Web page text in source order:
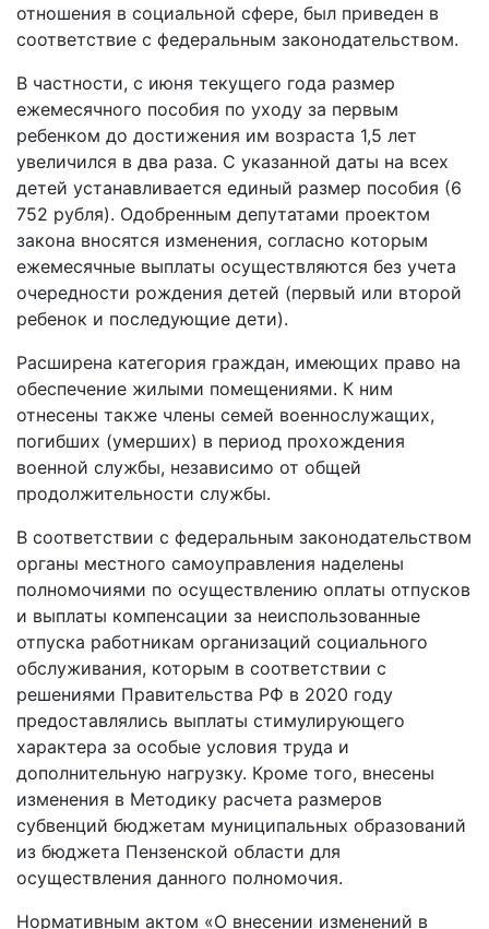
отношения в социальной сфере, был приведен в
соответствие с федеральным законодательством.
В частности, c июня текущего года размер
ежемесячного пособия по уходу за первым
ребенком до достижения им возраста 1,5 лет
увеличился в два раза. C указанной даты на всех
детей устанавливается единый размер пособия (6
752 рубля). Одобренным депутатами проектом
закона вносятся изменения, согласно которым
ежемесячные выплаты осуществляются без учета
очередности рождения детей (первый или второй
ребенок и последующие дети).
Расширена категория граждан, имеющих право на
обеспечение жилыми помещениями. К ним
отнесены также члены семей военнослужащих,
погибших (умерших) в период прохождения
военной службы, независимо от общей
продолжительности службы.
В соответствии с федеральным законодательством
органы местного самоуправления наделены
полномочиями по осуществлению оплаты отпусков
и выплаты компенсации за неиспользованные
отпуска работникам организаций социального
обслуживания, которым в соответствии с
решениями Правительства РФ в 2020 году
предоставлялись выплаты стимулирующего
характера за особые условия труда и
дополнительную нагрузку. Кроме того, внесены
изменения в Методику расчета размеров
субвенций бюджетам муниципальных образований
из бюджета Пензенской области для
осуществления данного полномочия.
Нормативным актом «О внесении изменений в